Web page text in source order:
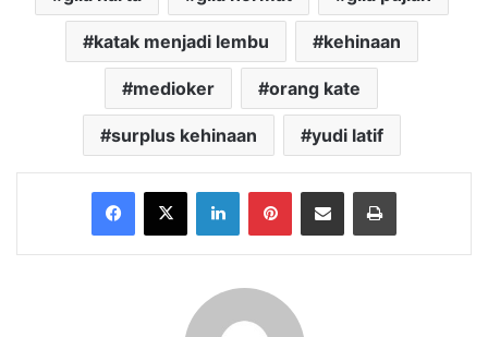
katak menjadi lembu kehinaan
medioker orang kate
surplus kehinaan yudi latif
Facebook
X LinkedInPinterestShare via Email Print